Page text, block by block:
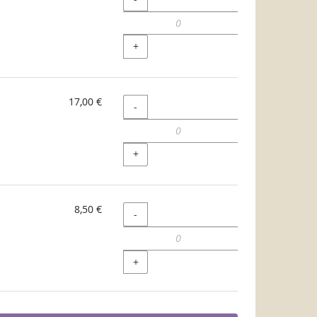
+
17,00 € Quantité
-
+
8,50 € Quantité
-
+